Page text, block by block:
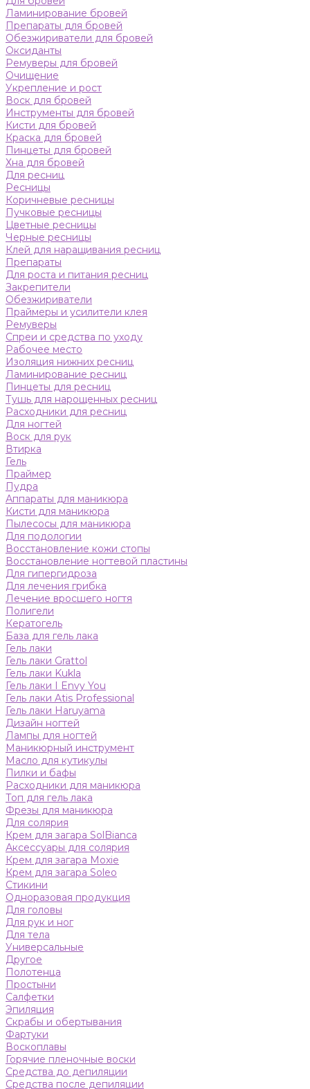
Ламинирование бровей
Препараты для бровей
Обезжириватели для бровей
Оксиданты
Ремуверы для бровей
Очищение
Укрепление и рост
Воск для бровей
Инструменты для бровей
Кисти для бровей
Краска для бровей
Пинцеты для бровей
Хна для бровей
Для ресниц
Ресницы
Коричневые ресницы
Пучковые ресницы
Цветные ресницы
Черные ресницы
Клей для наращивания ресниц
Препараты
Для роста и питания ресниц
Закрепители
Обезжириватели
Праймеры и усилители клея
Ремуверы
Спреи и средства по уходу
Рабочее место
Изоляция нижних ресниц
Ламинирование ресниц
Пинцеты для ресниц
Тушь для нарощенных ресниц
Расходники для ресниц
Для ногтей
Воск для рук
Втирка
Гель
Праймер
Пудра
Аппараты для маникюра
Кисти для маникюра
Пылесосы для маникюра
Для подологии
Восстановление кожи стопы
Восстановление ногтевой пластины
Для гипергидроза
Для лечения грибка
Лечение вросшего ногтя
Полигели
Кератогель
База для гель лака
Гель лаки
Гель лаки Grattol
Гель лаки Kukla
Гель лаки I Envy You
Гель лаки Atis Professional
Гель лаки Haruyama
Дизайн ногтей
Лампы для ногтей
Маникюрный инструмент
Масло для кутикулы
Пилки и бафы
Расходники для маникюра
Топ для гель лака
Фрезы для маникюра
Для солярия
Крем для загара SolBianca
Аксессуары для солярия
Крем для загара Moxie
Крем для загара Soleo
Стикини
Одноразовая продукция
Для головы
Для рук и ног
Для тела
Универсальные
Другое
Полотенца
Простыни
Салфетки
Эпиляция
Скрабы и обертывания
Фартуки
Воскоплавы
Горячие пленочные воски
Средства до депиляции
Средства после депиляции